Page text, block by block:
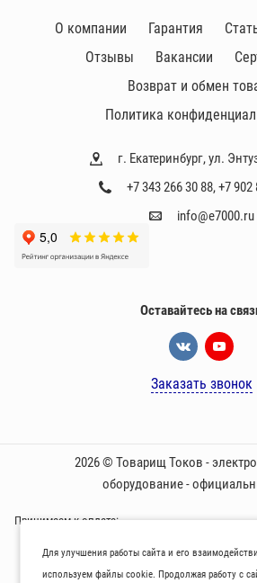
г. Екатеринбург, ул.
+7 343 266 30 88,+7 902
info@e7000.ru
О компании Гарантия
Отзывы
Вакансии
Возврат и обмен
Политика
Оставайтесь на
Заказать звонок
2026 © Товарищ Токов -
оборудование -
Принимаем к оплате:
Для улучшения работы сайта и его
используем файлы cookie. Продолжая работу с